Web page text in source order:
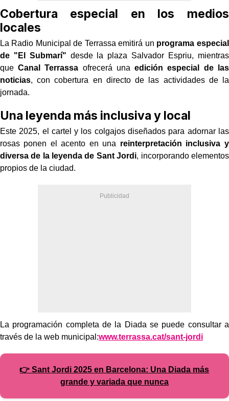
Cobertura especial en los medios
locales
La Radio Municipal de Terrassa emitirá un programa especial
de "El Submarí" desde la plaza Salvador Espriu, mientras
queCanal Terrassa ofrecerá unaedición especial de las
noticias, con cobertura en directo de las actividades de la
jornada.
Una leyenda más inclusiva y local
Este 2025, el cartel y los colgajos diseñados para adornar las
rosas ponen el acento en una reinterpretación inclusiva y
diversa de la leyenda de Sant Jordi, incorporando elementos
propios de la ciudad.
La programación completa de la Diada se puede consultar a
través de la web municipal:www.terrassa.cat/sant-jordi
👉 Sant Jordi 2025 en Barcelona: Una Diada más
grande y variada que nunca